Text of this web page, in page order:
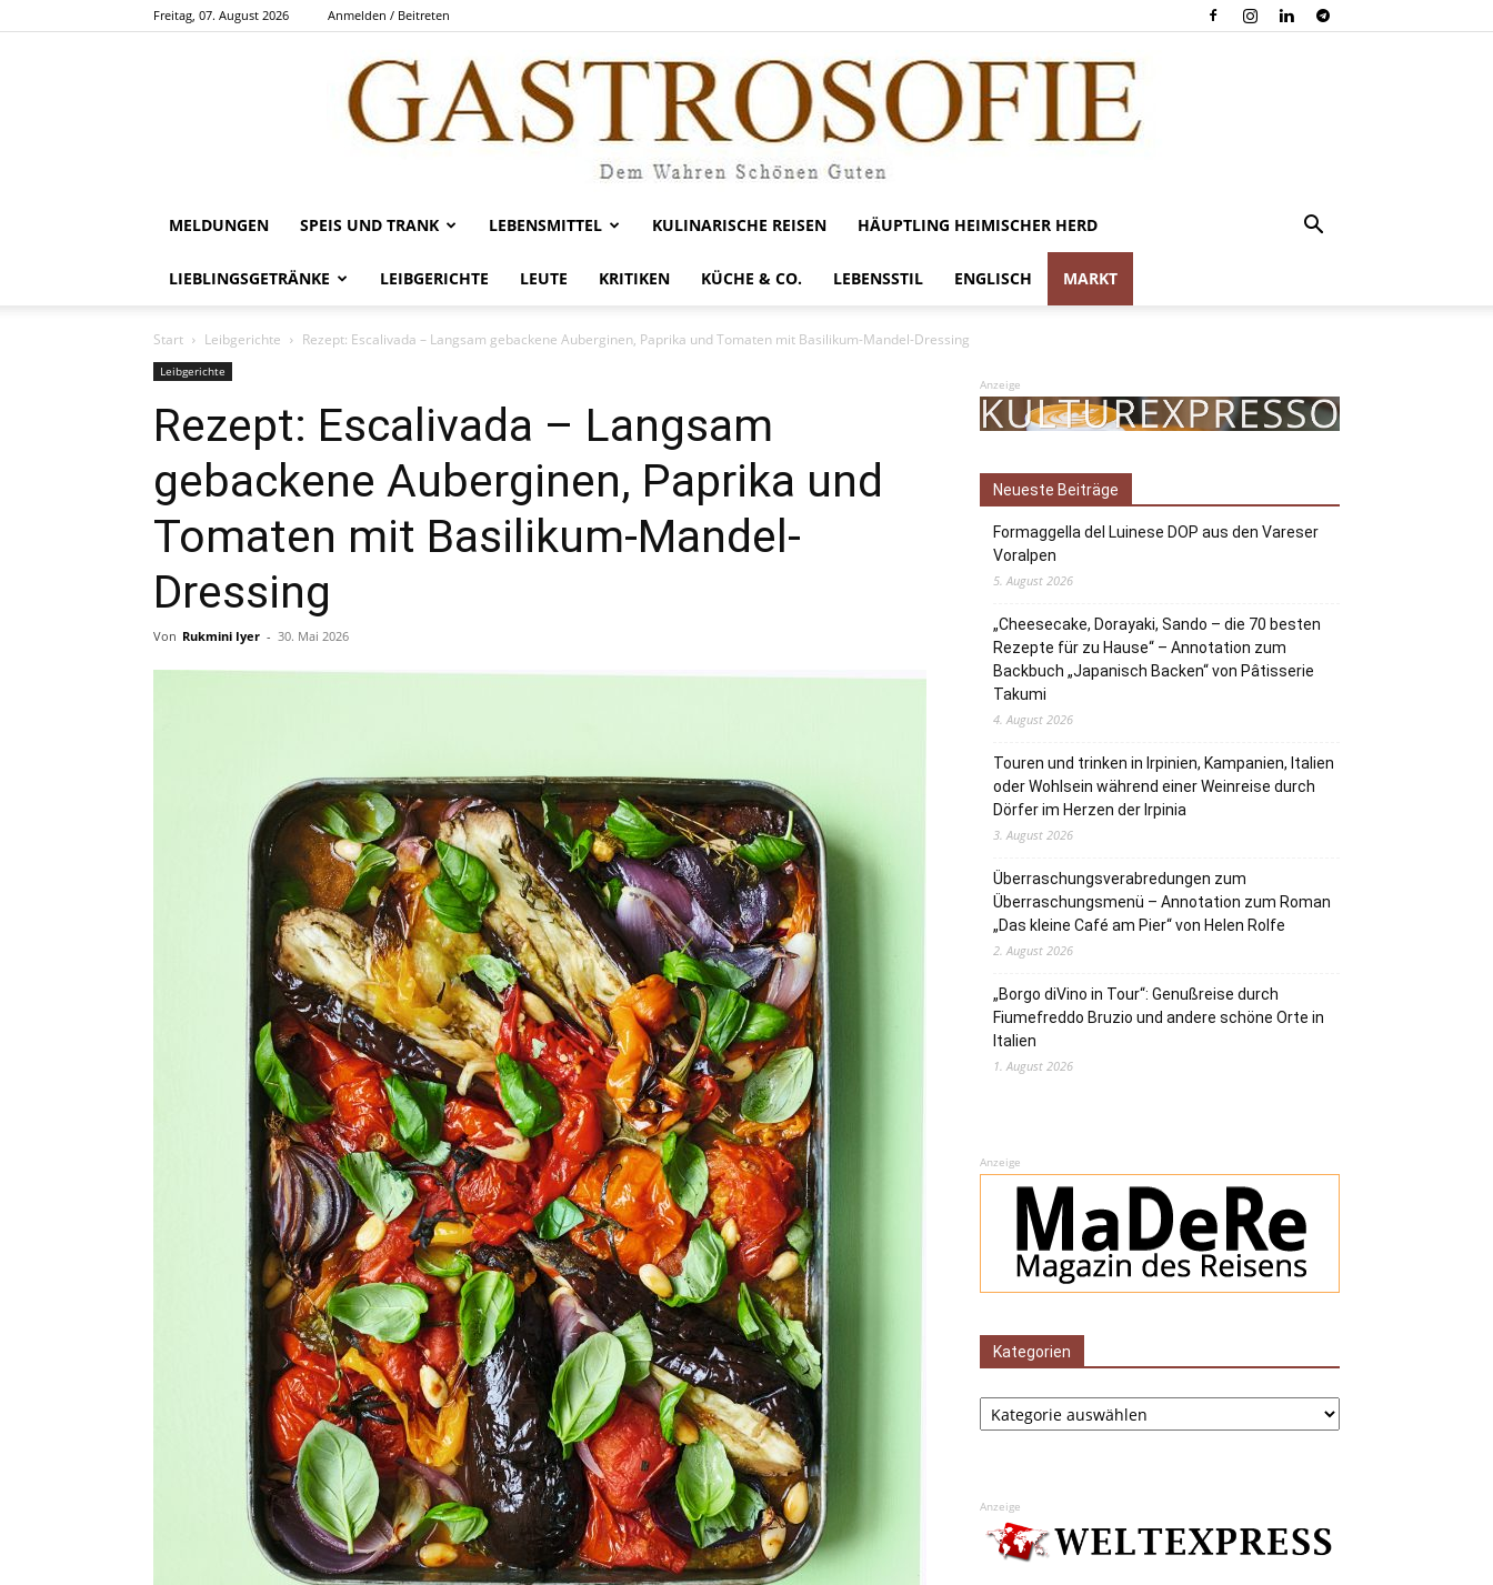
Freitag, 07. August 2026 Anmelden / Beitreten
Gastrosofie
MELDUNGEN SPEIS UND TRANK LEBENSMITTEL KULINARISCHE REISEN HÄUPTLING HEIMISCHER HERD
LIEBLINGSGETRÄNKE LEIBGERICHTE LEUTE KRITIKEN KÜCHE & CO. LEBENSSTIL ENGLISCH MARKT
Start Leibgerichte Rezept: Escalivada – Langsam gebackene Auberginen, Paprika und Tomaten mit Basilikum-Mandel-Dressing
Leibgerichte
Rezept: Escalivada – Langsam
gebackene Auberginen, Paprika und
Tomaten mit Basilikum-Mandel-
Dressing
Von Rukmini Iyer - 30. Mai 2026
Anzeige
Neueste Beiträge
Formaggella del Luinese DOP aus den Vareser
Voralpen
5. August 2026
„Cheesecake, Dorayaki, Sando – die 70 besten
Rezepte für zu Hause“ – Annotation zum
Backbuch „Japanisch Backen“ von Pâtisserie
Takumi
4. August 2026
Touren und trinken in Irpinien, Kampanien, Italien
oder Wohlsein während einer Weinreise durch
Dörfer im Herzen der Irpinia
3. August 2026
Überraschungsverabredungen zum
Überraschungsmenü – Annotation zum Roman
„Das kleine Café am Pier“ von Helen Rolfe
2. August 2026
„Borgo diVino in Tour“: Genußreise durch
Fiumefreddo Bruzio und andere schöne Orte in
Italien
1. August 2026
Anzeige
Kategorien
Kategorien
Anzeige